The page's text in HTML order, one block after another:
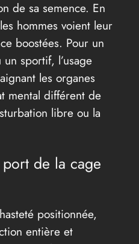
de sa semence. En
hommes voient leur
boostées. Pour un
sportif, l’usage
les organes
mental différent de
libre ou la
port de la cage
positionnée,
entière et